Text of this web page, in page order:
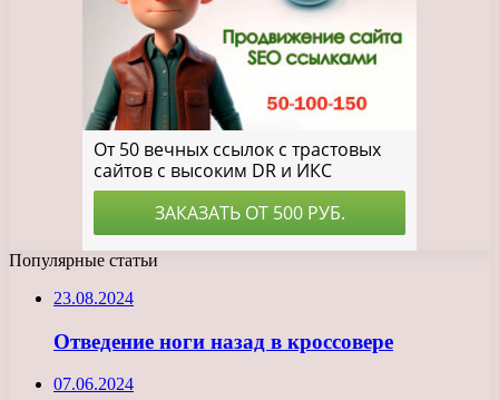
Популярные статьи
23.08.2024
Отведение ноги назад в кроссовере
07.06.2024